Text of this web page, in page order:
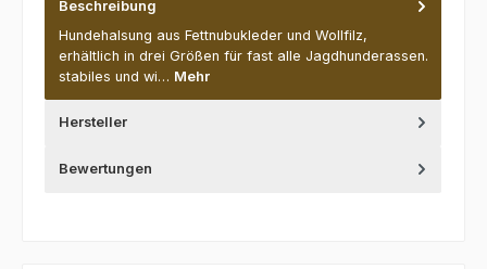
Beschreibung
Hundehalsung aus Fettnubukleder und Wollfilz,
erhältlich in drei Größen für fast alle Jagdhunderassen.
stabiles und wi… Mehr
Hersteller
Bewertungen